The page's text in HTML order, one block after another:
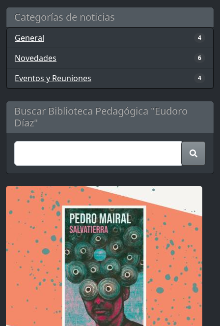
Categorías de noticias
General 4
Novedades 6
Eventos y Reuniones 4
Buscar Biblioteca Pedagógica "Eudoro
Díaz"